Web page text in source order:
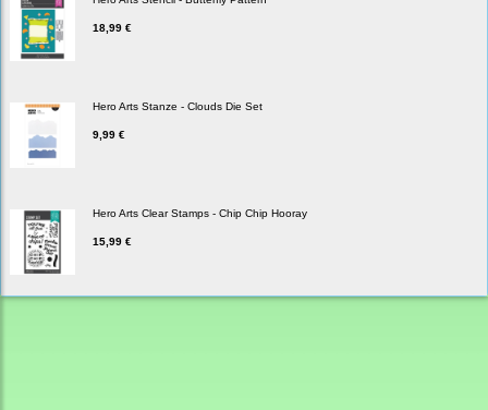
18,99 €
Hero Arts Stanze - Clouds Die Set
9,99 €
Hero Arts Clear Stamps - Chip Chip Hooray
15,99 €